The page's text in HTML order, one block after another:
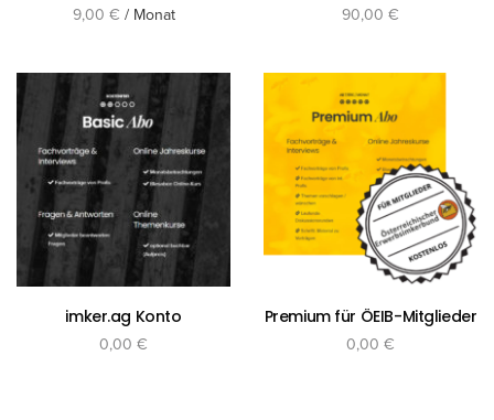
9,00 € / Monat
jetzt buchen
90,00 €
imker.ag Konto
0,00 €
Premium für ÖEIB-Mitglieder
0,00 €